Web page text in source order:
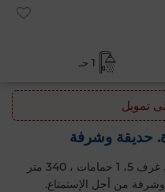
1 حـ
تمويل
فيلا فاخرة للبيع. السعر 1,990,000 د.ت. غرف 5، 1 حمامات ، 340 متر